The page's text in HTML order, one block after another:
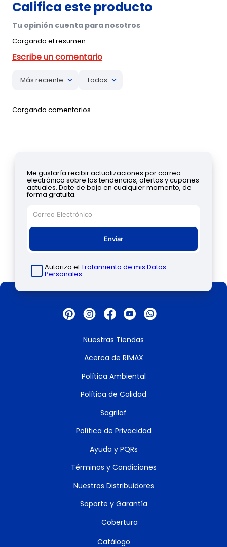
Cargando el resumen…
Más reciente Todos
Cargando comentarios…
Me gustaría recibir actualizaciones por correo
electrónico sobre las tendencias, ofertas y cupones
actuales. Date de baja en cualquier momento, de
forma gratuita.
Enviar
Autorizo el Tratamiento de mis Datos
Personales..
Nuestras Tiendas
Acerca de RIMAX
Política Ambiental
Política de Calidad
Sagrilaf
Política de Privacidad
Ayuda y PQRs
Términos y Condiciones
Nuestros Distribuidores
Soporte y Garantía
Cobertura
Catálogo